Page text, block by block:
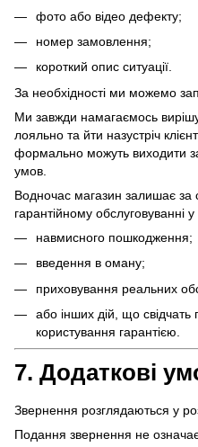
фото або відео дефекту;
номер замовлення;
короткий опис ситуації.
За необхідності ми можемо
Ми завжди намагаємось
лояльно та йти назустріч
формально можуть виходити
умов.
Водночас магазин залишає за
гарантійному обслуговуванні
навмисного пошкодження;
введення в оману;
приховування реальних
або інших дій, що свідчать
користування гарантією.
7. Додаткові
Звернення розглядаються у
Подання звернення не